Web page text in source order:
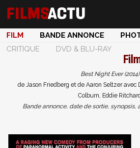
FILM BANDE ANNONCE
CRITIQUE
DVD & BLU-RAY
Best Night Ever (2014)
de Jason Friedberg et de Aaron Seltzer avec
Colburn, Eddie
Bande annonce, date de sortie, synopsis,